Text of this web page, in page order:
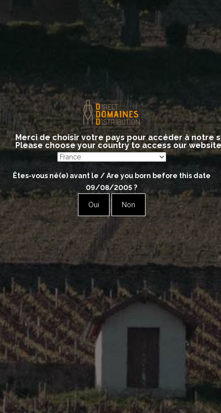
Bourgogne – Chablis
Merci de choisir votre pays pour accéder à notre
Please choose your country to access our website
Êtes-vous né(e) avant le / Are you born before this date
09/08/2005 ?
Oui Non